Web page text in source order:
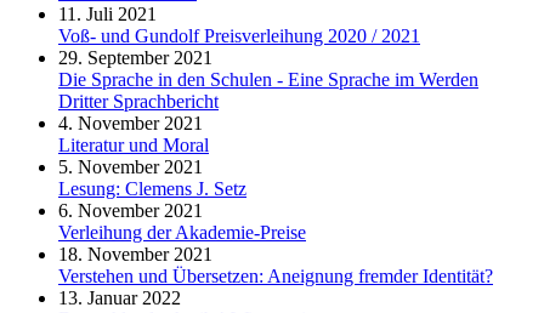
11. Juli 2021
Voß- und Gundolf Preisverleihung 2020 / 2021
29. September 2021
Die Sprache in den Schulen - Eine Sprache im Werden
Dritter Sprachbericht
4. November 2021
Literatur und Moral
5. November 2021
Lesung: Clemens J. Setz
6. November 2021
Verleihung der Akademie-Preise
18. November 2021
Verstehen und Übersetzen: Aneignung fremder Identität?
13. Januar 2022